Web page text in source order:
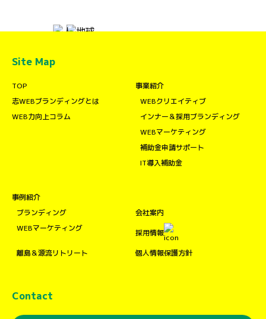
Site Map
TOP
志WEBブランディングとは
WEB力向上コラム
事業紹介
WEBクリエイティブ
インナー＆採用ブランディング
WEBマーケティング
補助金申請サポート
IT導入補助金
事例紹介
ブランディング
WEBマーケティング
離島＆源流リトリート
会社案内
採用情報
個人情報保護方針
Contact